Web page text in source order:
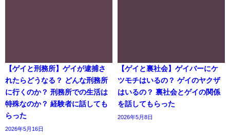
【ゲイと刑務所】ゲイが逮捕さ
れたらどうなる？ どんな刑務所
に行くのか？ 刑務所での生活は
特殊なのか？ 経験者に話しても
らった
2026年5月16日
【ゲイと裏社会】ゲイバーにケ
ツモチはいるの？ ゲイのヤクザ
はいるの？ 裏社会とゲイの関係
を話してもらった
2026年5月8日